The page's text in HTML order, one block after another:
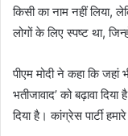
किसी का नाम नहीं लिया,
लोगों के लिए स्पष्ट था,
पीएम मोदी ने कहा कि
भतीजावाद’ को बढ़ावा
दिया है। कांग्रेस पार्टी